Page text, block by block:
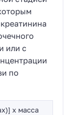
или с
по
x масса